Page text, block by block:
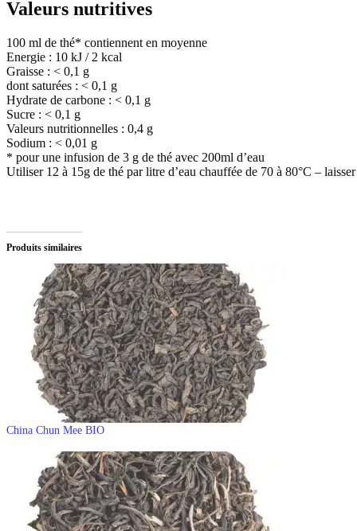
Valeurs nutritives
100 ml de thé* contiennent en moyenne
Energie : 10 kJ / 2 kcal
Graisse : < 0,1 g
dont saturées : < 0,1 g
Hydrate de carbone : < 0,1 g
Sucre : < 0,1 g
Valeurs nutritionnelles : 0,4 g
Sodium : < 0,01 g
* pour une infusion de 3 g de thé avec 200ml d’eau
Utiliser 12 à 15g de thé par litre d’eau chauffée de 70 à 80°C –
Produits similaires
China Chun Mee BIO